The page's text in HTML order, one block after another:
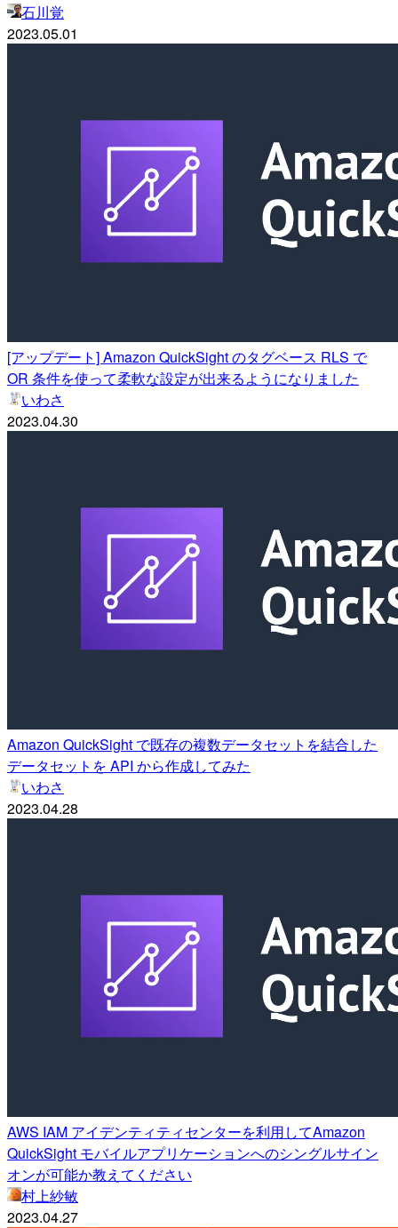
石川覚
2023.05.01
[アップデート] Amazon QuickSight のタグベース RLS で
OR 条件を使って柔軟な設定が出来るようになりました
いわさ
2023.04.30
Amazon QuickSight で既存の複数データセットを結合した
データセットを API から作成してみた
いわさ
2023.04.28
AWS IAM アイデンティティセンターを利用してAmazon
QuickSight モバイルアプリケーションへのシングルサイン
オンが可能か教えてください
村上紗敏
2023.04.27